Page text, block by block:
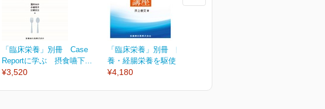
「臨床栄養」別冊 Case
Reportに学ぶ 摂食嚥下...
¥3,520
「臨床栄養」別冊 静脈栄
養・経腸栄養を駆使した...
¥4,180